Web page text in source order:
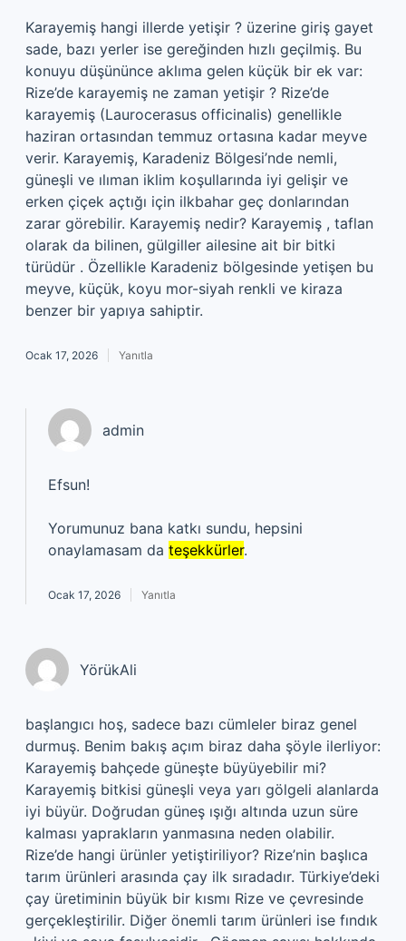
Karayemiş hangi illerde yetişir ? üzerine giriş gayet
sade, bazı yerler ise gereğinden hızlı geçilmiş. Bu
konuyu düşününce aklıma gelen küçük bir ek var:
Rize’de karayemiş ne zaman yetişir ? Rize’de
karayemiş (Laurocerasus officinalis) genellikle
haziran ortasından temmuz ortasına kadar meyve
verir. Karayemiş, Karadeniz Bölgesi’nde nemli,
güneşli ve ılıman iklim koşullarında iyi gelişir ve
erken çiçek açtığı için ilkbahar geç donlarından
zarar görebilir. Karayemiş nedir? Karayemiş , taflan
olarak da bilinen, gülgiller ailesine ait bir bitki
türüdür . Özellikle Karadeniz bölgesinde yetişen bu
meyve, küçük, koyu mor-siyah renkli ve kiraza
benzer bir yapıya sahiptir.
Ocak 17, 2026 Yanıtla
admin
Efsun!
Yorumunuz bana katkı sundu, hepsini
onaylamasam da teşekkürler.
Ocak 17, 2026 Yanıtla
YörükAli
başlangıcı hoş, sadece bazı cümleler biraz genel
durmuş. Benim bakış açım biraz daha şöyle ilerliyor:
Karayemiş bahçede güneşte büyüyebilir mi?
Karayemiş bitkisi güneşli veya yarı gölgeli alanlarda
iyi büyür. Doğrudan güneş ışığı altında uzun süre
kalması yaprakların yanmasına neden olabilir.
Rize’de hangi ürünler yetiştiriliyor? Rize’nin başlıca
tarım ürünleri arasında çay ilk sıradadır. Türkiye’deki
çay üretiminin büyük bir kısmı Rize ve çevresinde
gerçekleştirilir. Diğer önemli tarım ürünleri ise fındık